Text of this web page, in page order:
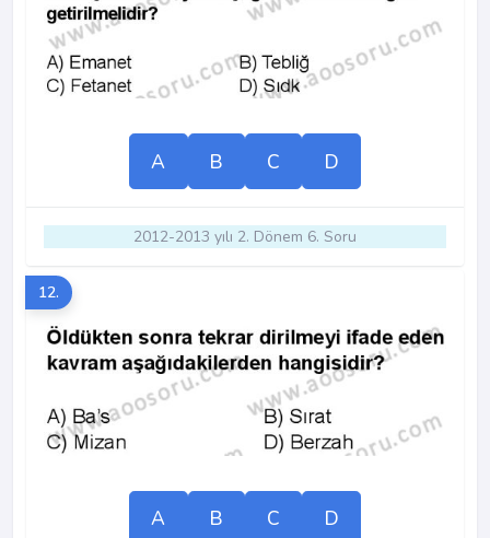
A B C D
2012-2013 yılı 2. Dönem 6. Soru
12.
A B C D